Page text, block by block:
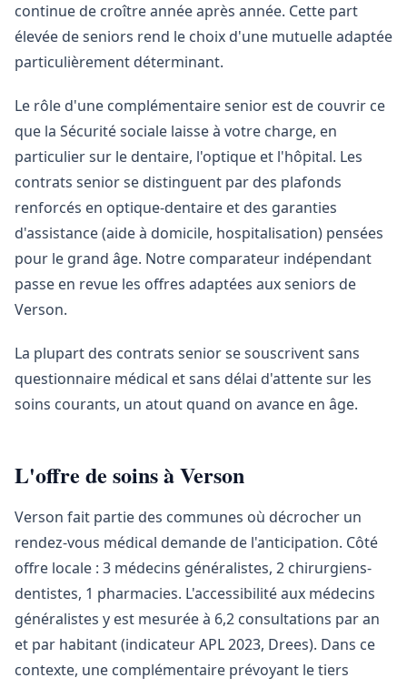
continue de croître année après année. Cette part
élevée de seniors rend le choix d'une mutuelle adaptée
particulièrement déterminant.
Le rôle d'une complémentaire senior est de couvrir ce
que la Sécurité sociale laisse à votre charge, en
particulier sur le dentaire, l'optique et l'hôpital. Les
contrats senior se distinguent par des plafonds
renforcés en optique-dentaire et des garanties
d'assistance (aide à domicile, hospitalisation) pensées
pour le grand âge. Notre comparateur indépendant
passe en revue les offres adaptées aux seniors de
Verson.
La plupart des contrats senior se souscrivent sans
questionnaire médical et sans délai d'attente sur les
soins courants, un atout quand on avance en âge.
L'offre de soins à Verson
Verson fait partie des communes où décrocher un
rendez-vous médical demande de l'anticipation. Côté
offre locale : 3 médecins généralistes, 2 chirurgiens-
dentistes, 1 pharmacies. L'accessibilité aux médecins
généralistes y est mesurée à 6,2 consultations par an
et par habitant (indicateur APL 2023, Drees). Dans ce
contexte, une complémentaire prévoyant le tiers